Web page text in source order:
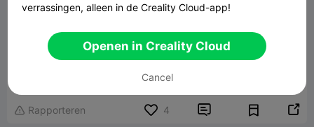
Gon Art HunterxHunter🎣
Gerelateerd 3D -model
 Rapporteren 4  
verrassingen, alleen in de Creality Cloud-app!
Openen in Creality Cloud
Cancel